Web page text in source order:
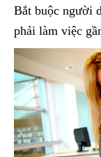
Bắt buộc người
phải làm việc